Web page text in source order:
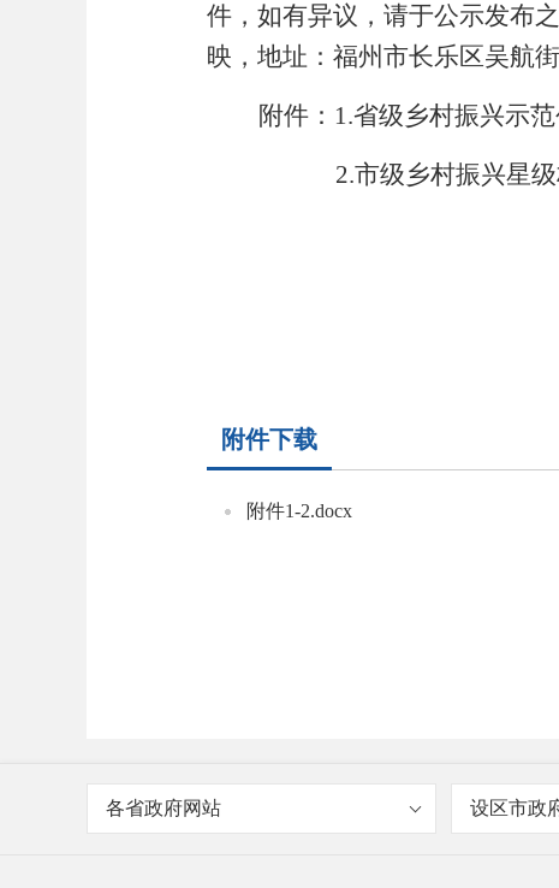
件，如有异议，请于公示发布
映，地址：福州市长乐区吴航
附件： 1.省级乡村振兴示
2.市级乡村振兴星
附件下载
附件1-2.docx
各省政府网站 设区市政